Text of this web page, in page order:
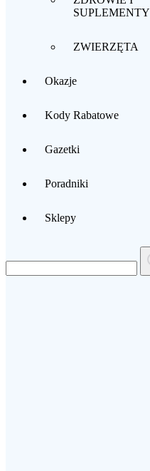
SUPLEMENTY
ZWIERZĘTA
Okazje
Kody Rabatowe
Gazetki
Poradniki
Sklepy